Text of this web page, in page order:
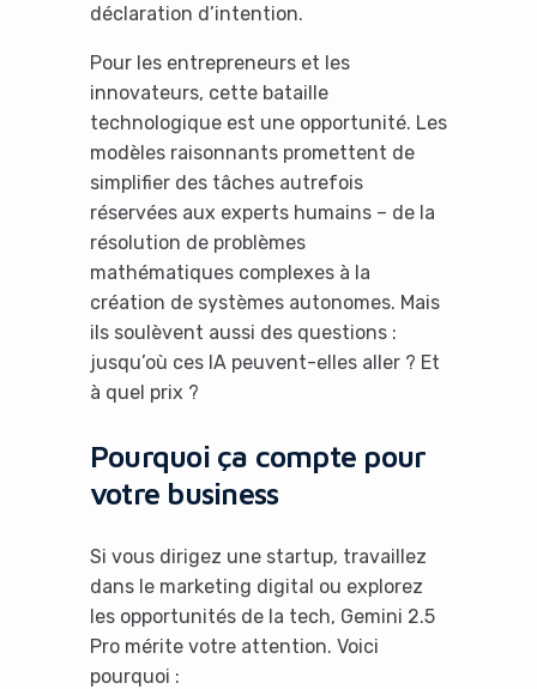
déclaration d’intention.
Pour les entrepreneurs et les
innovateurs, cette bataille
technologique est une opportunité. Les
modèles raisonnants promettent de
simplifier des tâches autrefois
réservées aux experts humains – de la
résolution de problèmes
mathématiques complexes à la
création de systèmes autonomes. Mais
ils soulèvent aussi des questions :
jusqu’où ces IA peuvent-elles aller ? Et
à quel prix ?
Pourquoi ça compte pour
votre business
Si vous dirigez une startup, travaillez
dans le marketing digital ou explorez
les opportunités de la tech, Gemini 2.5
Pro mérite votre attention. Voici
pourquoi :